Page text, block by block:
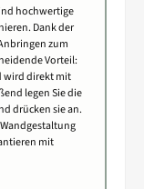
hochwertige
Dank der
zum
Vorteil:
wird direkt mit
legen Sie die
drücken sie an.
mit